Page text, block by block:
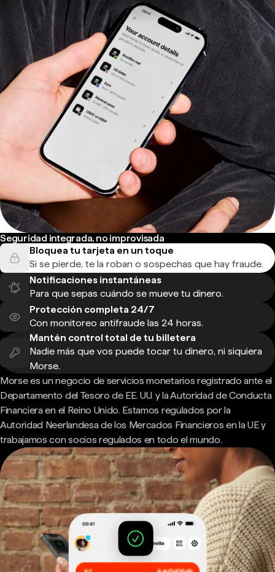
Seguridad integrada, no improvisada
Bloquea tu tarjeta en un toque
Si se pierde, te la roban o sospechas que hay fraude.
Notificaciones instantáneas
Para que sepas cuándo se mueve tu dinero.
Protección completa 24/7
Con monitoreo antifraude las 24 horas.
Mantén control total de tu billetera
Nadie más que vos puede tocar tu dinero, ni siquiera
Morse.
Morse es un negocio de servicios monetarios registrado ante el
Departamento del Tesoro de EE. UU. y la Autoridad de Conducta
Financiera en el Reino Unido. Estamos regulados por la
Autoridad Neerlandesa de los Mercados Financieros en la UE y
trabajamos con socios regulados en todo el mundo.